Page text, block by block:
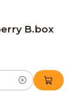
B.box